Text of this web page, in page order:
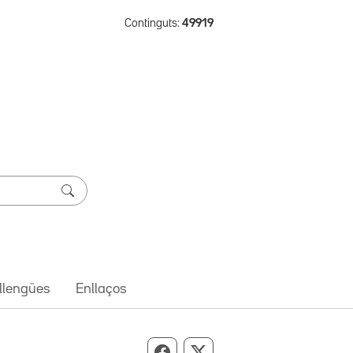
Continguts: 49919
Enllaços